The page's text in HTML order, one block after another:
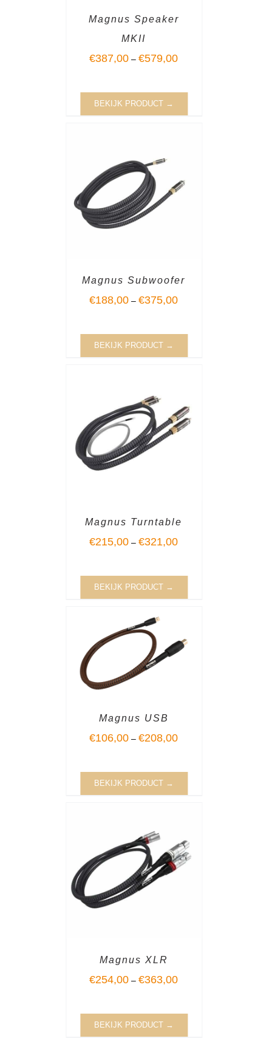
Magnus Speaker
MKII
€387,00 –€579,00
BEKIJK PRODUCT →
Magnus Subwoofer
€188,00 –€375,00
BEKIJK PRODUCT →
Magnus Turntable
€215,00 –€321,00
BEKIJK PRODUCT →
Magnus USB
€106,00 –€208,00
BEKIJK PRODUCT →
Magnus XLR
€254,00 –€363,00
BEKIJK PRODUCT →